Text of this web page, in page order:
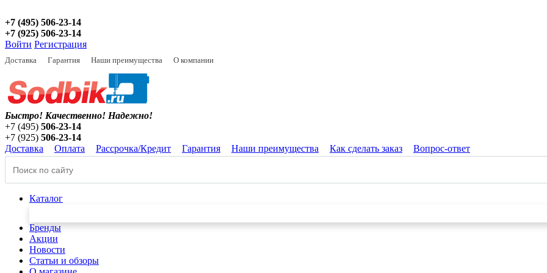
+7 (495) 506-23-14
+7 (925) 506-23-14
Войти Регистрация
Доставка Гарантия Наши преимущества О компании
Быстро! Качественно! Надежно!
+7 (495) 506-23-14
+7 (925) 506-23-14
Доставка
Оплата Рассрочка/Кредит Гарантия Наши преимущества Как сделать заказ Вопрос-ответ
Каталог
Бренды
Акции
Новости
Статьи и обзоры